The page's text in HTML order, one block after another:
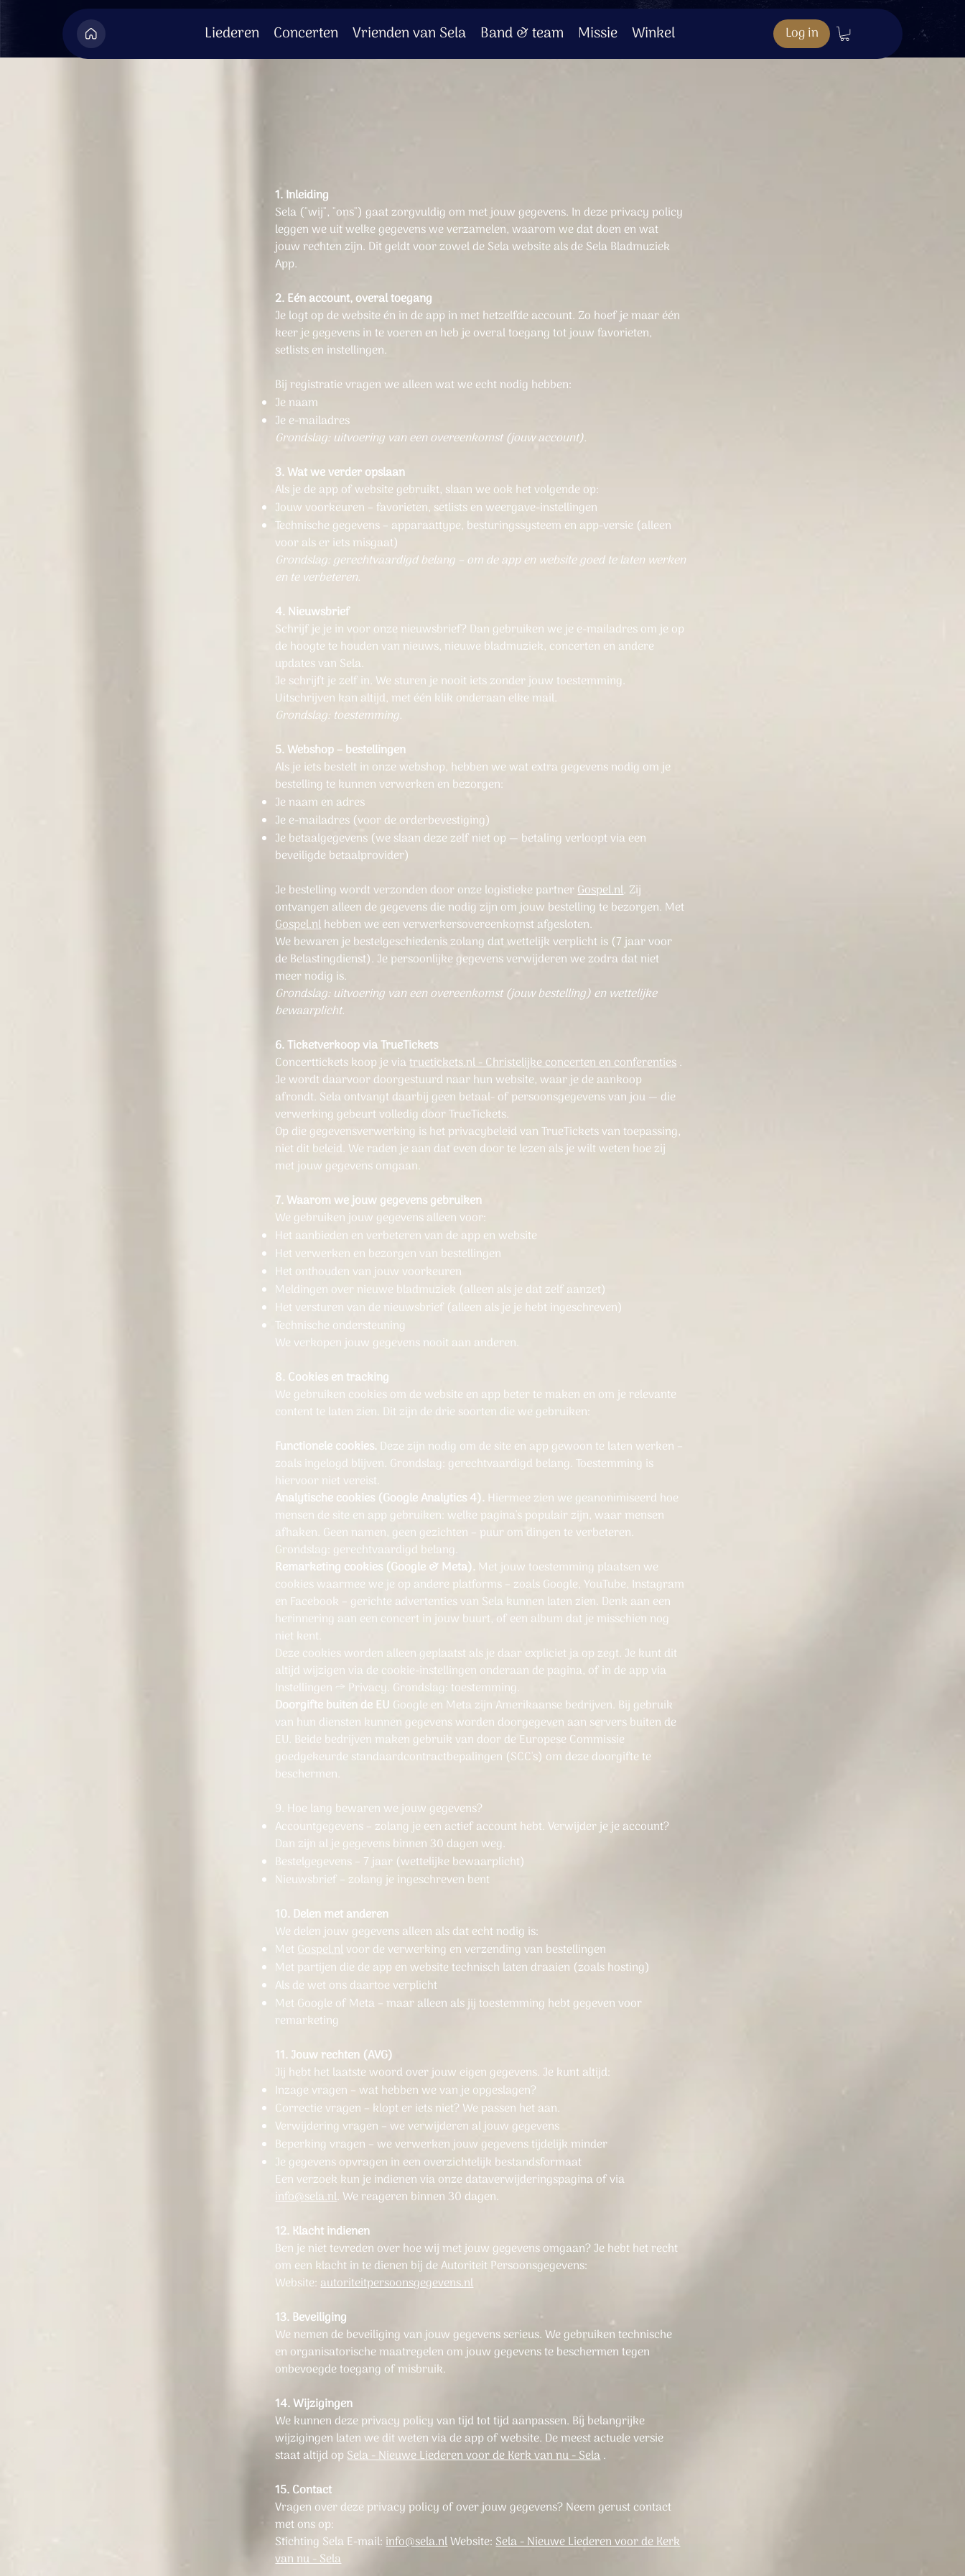
Liederen Concerten Vrienden van Sela Band & team Missie Winkel Log in
1. Inleiding
Sela ("wij", "ons") gaat zorgvuldig om met jouw gegevens. In deze privacy policy
leggen we uit welke gegevens we verzamelen, waarom we dat doen en wat
jouw rechten zijn. Dit geldt voor zowel de Sela website als de Sela Bladmuziek
App.
2. Eén account, overal toegang
Je logt op de website én in de app in met hetzelfde account. Zo hoef je maar één
keer je gegevens in te voeren en heb je overal toegang tot jouw favorieten,
setlists en instellingen.
Bij registratie vragen we alleen wat we echt nodig hebben:
Je naam
Je e-mailadres
Grondslag: uitvoering van een overeenkomst (jouw account).
3. Wat we verder opslaan
Als je de app of website gebruikt, slaan we ook het volgende op:
Jouw voorkeuren – favorieten, setlists en weergave-instellingen
Technische gegevens – apparaattype, besturingssysteem en app-versie (alleen
voor als er iets misgaat)
Grondslag: gerechtvaardigd belang – om de app en website goed te laten werken
en te verbeteren.
4. Nieuwsbrief
Schrijf je je in voor onze nieuwsbrief? Dan gebruiken we je e-mailadres om je op
de hoogte te houden van nieuws, nieuwe bladmuziek, concerten en andere
updates van Sela.
Je schrijft je zelf in. We sturen je nooit iets zonder jouw toestemming.
Uitschrijven kan altijd, met één klik onderaan elke mail.
Grondslag: toestemming.
5. Webshop – bestellingen
Als je iets bestelt in onze webshop, hebben we wat extra gegevens nodig om je
bestelling te kunnen verwerken en bezorgen:
Je naam en adres
Je e-mailadres (voor de orderbevestiging)
Je betaalgegevens (we slaan deze zelf niet op — betaling verloopt via een
beveiligde betaalprovider)
Je bestelling wordt verzonden door onze logistieke partnerGospel.nl. Zij
ontvangen alleen de gegevens die nodig zijn om jouw bestelling te bezorgen. Met
Gospel.nlhebben we een verwerkersovereenkomst afgesloten.
We bewaren je bestelgeschiedenis zolang dat wettelijk verplicht is (7 jaar voor
de Belastingdienst). Je persoonlijke gegevens verwijderen we zodra dat niet
meer nodig is.
Grondslag: uitvoering van een overeenkomst (jouw bestelling) en wettelijke
bewaarplicht.
6. Ticketverkoop via TrueTickets
Concerttickets koop je viatruetickets.nl - Christelijke concerten en conferenties.
Je wordt daarvoor doorgestuurd naar hun website, waar je de aankoop
afrondt. Sela ontvangt daarbij geen betaal- of persoonsgegevens van jou — die
verwerking gebeurt volledig door TrueTickets.
Op die gegevensverwerking is het privacybeleid van TrueTickets van toepassing,
niet dit beleid. We raden je aan dat even door te lezen als je wilt weten hoe zij
met jouw gegevens omgaan.
7. Waarom we jouw gegevens gebruiken
We gebruiken jouw gegevens alleen voor:
Het aanbieden en verbeteren van de app en website
Het verwerken en bezorgen van bestellingen
Het onthouden van jouw voorkeuren
Meldingen over nieuwe bladmuziek (alleen als je dat zelf aanzet)
Het versturen van de nieuwsbrief (alleen als je je hebt ingeschreven)
Technische ondersteuning
We verkopen jouw gegevens nooit aan anderen.
8. Cookies en tracking
We gebruiken cookies om de website en app beter te maken en om je relevante
content te laten zien. Dit zijn de drie soorten die we gebruiken:
Functionele cookies. Deze zijn nodig om de site en app gewoon te laten werken –
zoals ingelogd blijven. Grondslag: gerechtvaardigd belang. Toestemming is
hiervoor niet vereist.
Analytische cookies (Google Analytics 4). Hiermee zien we geanonimiseerd hoe
mensen de site en app gebruiken: welke pagina's populair zijn, waar mensen
afhaken. Geen namen, geen gezichten – puur om dingen te verbeteren.
Grondslag: gerechtvaardigd belang.
Remarketing cookies (Google & Meta). Met jouw toestemming plaatsen we
cookies waarmee we je op andere platforms – zoals Google, YouTube, Instagram
en Facebook – gerichte advertenties van Sela kunnen laten zien. Denk aan een
herinnering aan een concert in jouw buurt, of een album dat je misschien nog
niet kent.
Deze cookies worden alleen geplaatst als je daar expliciet ja op zegt. Je kunt dit
altijd wijzigen via de cookie-instellingen onderaan de pagina, of in de app via
Instellingen → Privacy. Grondslag: toestemming.
Doorgifte buiten de EU Google en Meta zijn Amerikaanse bedrijven. Bij gebruik
van hun diensten kunnen gegevens worden doorgegeven aan servers buiten de
EU. Beide bedrijven maken gebruik van door de Europese Commissie
goedgekeurde standaardcontractbepalingen (SCC's) om deze doorgifte te
beschermen.
9. Hoe lang bewaren we jouw gegevens?
Accountgegevens – zolang je een actief account hebt. Verwijder je je account?
Dan zijn al je gegevens binnen 30 dagen weg.
Bestelgegevens – 7 jaar (wettelijke bewaarplicht)
Nieuwsbrief – zolang je ingeschreven bent
10. Delen met anderen
We delen jouw gegevens alleen als dat echt nodig is:
Met Gospel.nlvoor de verwerking en verzending van bestellingen
Met partijen die de app en website technisch laten draaien (zoals hosting)
Als de wet ons daartoe verplicht
Met Google of Meta – maar alleen als jij toestemming hebt gegeven voor
remarketing
11. Jouw rechten (AVG)
Jij hebt het laatste woord over jouw eigen gegevens. Je kunt altijd:
Inzage vragen – wat hebben we van je opgeslagen?
Correctie vragen – klopt er iets niet? We passen het aan.
Verwijdering vragen – we verwijderen al jouw gegevens
Beperking vragen – we verwerken jouw gegevens tijdelijk minder
Je gegevens opvragen in een overzichtelijk bestandsformaat
Een verzoek kun je indienen via onze dataverwijderingspagina of via
info@sela.nl. We reageren binnen 30 dagen.
12. Klacht indienen
Ben je niet tevreden over hoe wij met jouw gegevens omgaan? Je hebt het recht
om een klacht in te dienen bij de Autoriteit Persoonsgegevens:
Website:autoriteitpersoonsgegevens.nl
13. Beveiliging
We nemen de beveiliging van jouw gegevens serieus. We gebruiken technische
en organisatorische maatregelen om jouw gegevens te beschermen tegen
onbevoegde toegang of misbruik.
14. Wijzigingen
We kunnen deze privacy policy van tijd tot tijd aanpassen. Bij belangrijke
wijzigingen laten we dit weten via de app of website. De meest actuele versie
staat altijd opSela - Nieuwe Liederen voor de Kerk van nu - Sela.
15. Contact
Vragen over deze privacy policy of over jouw gegevens? Neem gerust contact
met ons op:
Stichting Sela E-mail:info@sela.nlWebsite:Sela - Nieuwe Liederen voor de Kerk
van nu - Sela